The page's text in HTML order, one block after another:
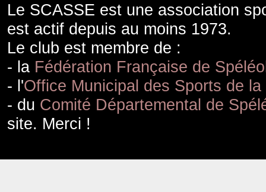
Le SCASSE est une association
est actif depuis au moins 1973.
Le club est membre de :
- la Fédération Française de
- l'Office Municipal des Sports de
- du Comité Départemental de
site. Merci !